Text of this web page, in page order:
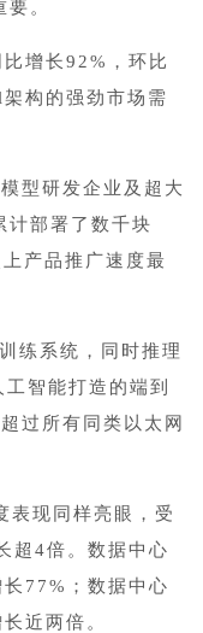
。
增长92%，环比
构的强劲市场需
型研发企业及超大
计部署了数千块
产品推广速度最
练系统，同时推理
智能打造的端到
过所有同类以太网
现同样亮眼，受
超4倍。数据中心
77%；数据中心
近两倍。